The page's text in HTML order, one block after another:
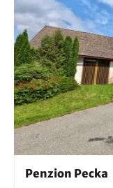
Penzion Pecka